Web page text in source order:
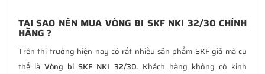
TẠI SAO NÊN MUA VÒNG BI SKF NKI 32/30 CHÍNH
HÃNG ?
Trên thị trường hiện nay có rất nhiều sản phẩm SKF giả mà cụ
thể làVòng bi SKF NKI 32/30. Khách hàng không có kinh